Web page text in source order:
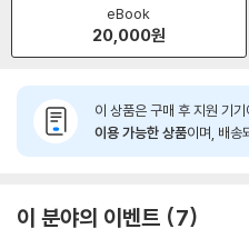
eBook
20,000원
이 상품은 구매 후 지원 기기
이용 가능한 상품이며, 배송
이 분야의 이벤트 7